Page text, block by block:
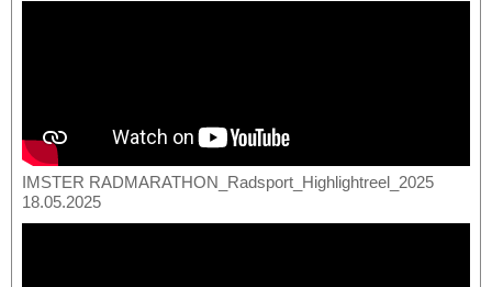
IMSTER RADMARATHON_Radsport_Highlightreel_2025
18.05.2025